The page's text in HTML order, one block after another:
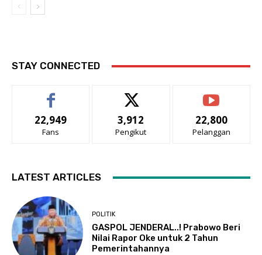
STAY CONNECTED
22,949
Fans
3,912
Pengikut
22,800
Pelanggan
LATEST ARTICLES
POLITIK
GASPOL JENDERAL..! Prabowo Beri
Nilai Rapor Oke untuk 2 Tahun
Pemerintahannya